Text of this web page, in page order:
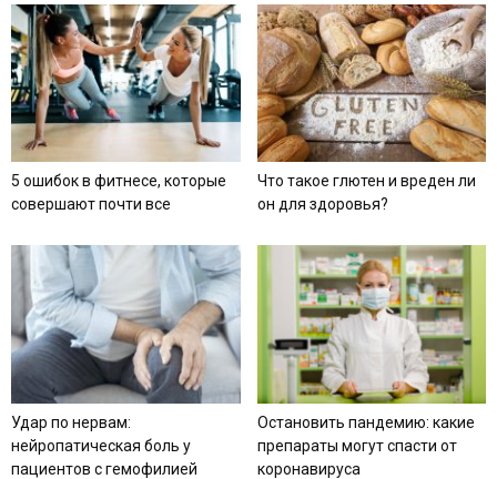
5 ошибок в фитнесе, которые
совершают почти все
Что такое глютен и вреден ли
он для здоровья?
Удар по нервам:
нейропатическая боль у
пациентов с гемофилией
Остановить пандемию: какие
препараты могут спасти от
коронавируса